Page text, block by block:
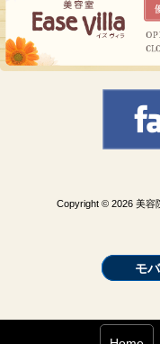
Copyright © 2026 美容
モ